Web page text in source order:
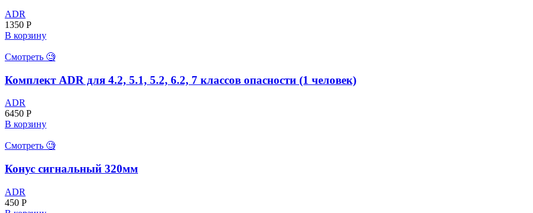
ADR
1350 Р
В корзину
Смотреть 🧐
Комплект ADR для 4.2, 5.1, 5.2, 6.2, 7 классов опасности (1 человек)
ADR
6450 Р
В корзину
Смотреть 🧐
Конус сигнальный 320мм
ADR
450 Р